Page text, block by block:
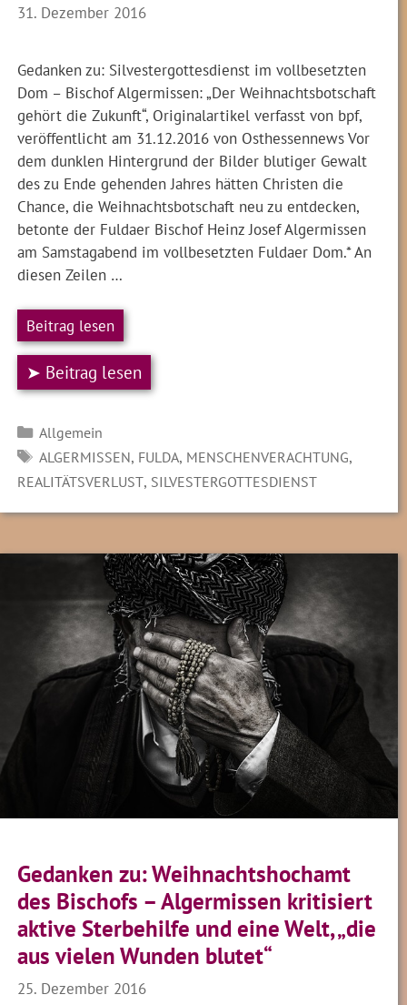
31. Dezember 2016
Gedanken zu: Silvestergottesdienst im vollbesetzten
Dom – Bischof Algermissen: „Der Weihnachtsbotschaft
gehört die Zukunft“, Originalartikel verfasst von bpf,
veröffentlicht am 31.12.2016 von Osthessennews Vor
dem dunklen Hintergrund der Bilder blutiger Gewalt
des zu Ende gehenden Jahres hätten Christen die
Chance, die Weihnachtsbotschaft neu zu entdecken,
betonte der Fuldaer Bischof Heinz Josef Algermissen
am Samstagabend im vollbesetzten Fuldaer Dom.* An
diesen Zeilen …
Beitrag lesen
➤ Beitrag lesen
Kategorien
Allgemein
SCHLAGWÖRTER
ALGERMISSEN, FULDA, MENSCHENVERACHTUNG,
REALITÄTSVERLUST, SILVESTERGOTTESDIENST
Gedanken zu: Weihnachtshochamt
des Bischofs – Algermissen kritisiert
aktive Sterbehilfe und eine Welt, „die
aus vielen Wunden blutet“
25. Dezember 2016